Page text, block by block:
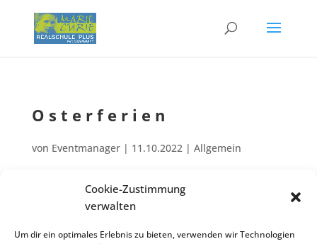
Cookie-Zustimmung
verwalten
Um dir ein optimales Erlebnis zu bieten, verwenden wir Technologien
Oster­fe­ri­en
von Eventmanager| 11.10.2022| Allgemein
Apr.
Oster­fe­ri­en 2023; Unter­richts­be­ginn anschlie­ßend am
Zurück zur Veranstaltungsliste